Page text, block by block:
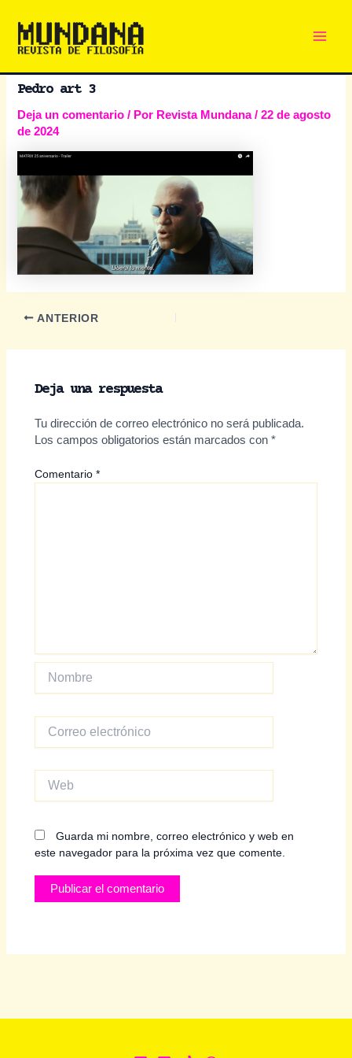
al
contenido
Pedro art 3
Deja un comentario / Por Revista Mundana/22 de agosto
de 2024
Navegación
entradas
ANTERIOR
Deja una respuesta
Tu dirección de correo electrónico no será publicada.
Los campos obligatorios están marcados con*
Comentario*
Nombre
electrónico
Guarda mi nombre, correo electrónico y web en
este navegador para la próxima vez que comente.